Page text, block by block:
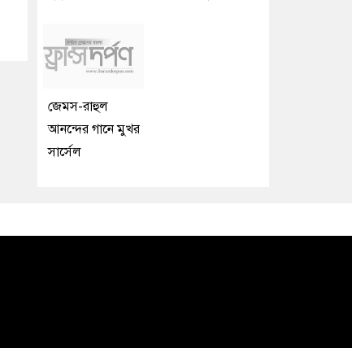
জেমস-রাহুল
আনন্দের গানে মুখর
সার্সেল